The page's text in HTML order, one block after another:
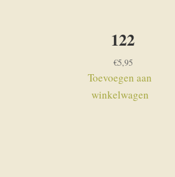
122
€5,95
Toevoegen aan
winkelwagen